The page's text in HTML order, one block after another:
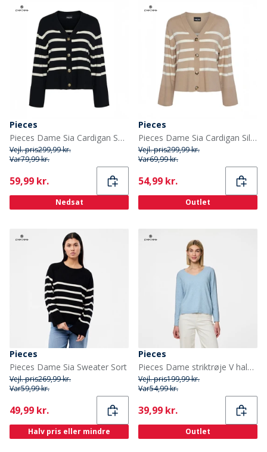
Pieces
Pieces Dame Sia Cardigan Sort
Vejl. pris299,99 kr.
Var79,99 kr.
Current
59,99 kr.
Nedsat
Pieces
Pieces Dame Sia Cardigan Silver Mink
Vejl. pris299,99 kr.
Var69,99 kr.
Current
54,99 kr.
Outlet
Pieces
Pieces Dame Sia Sweater Sort
Vejl. pris269,99 kr.
Var59,99 kr.
Current
49,99 kr.
Halv pris eller mindre
Pieces
Pieces Dame striktrøje V hals Cashmere Blue
Vejl. pris199,99 kr.
Var54,99 kr.
Current
39,99 kr.
Outlet